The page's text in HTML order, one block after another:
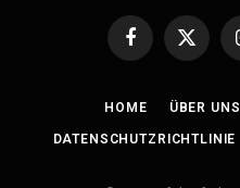
Facebook
X
HOME ÜBER UNS
DATENSCHUTZRICHTLINIE